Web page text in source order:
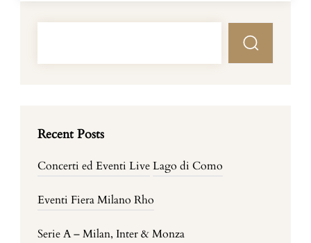
Recent Posts
Concerti ed Eventi LiveLago di Como
Eventi Fiera Milano Rho
Serie A – Milan, Inter & Monza